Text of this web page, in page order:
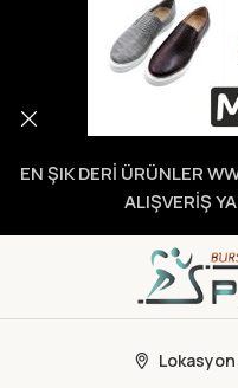
Lokasyon
EN ŞIK DERİ ÜRÜNLER
ALIŞVERİŞ